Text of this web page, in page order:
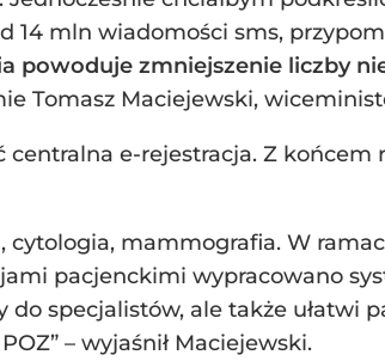
14 mln wiadomości sms,
powoduje zmniejszenie liczby
Tomasz Maciejewski,
e-rejestracja. Z końcem
cytologia, mammografia. W
pacjenckimi wypracowano
specjalistów, ale także ułatwi
– wyjaśnił Maciejewski.